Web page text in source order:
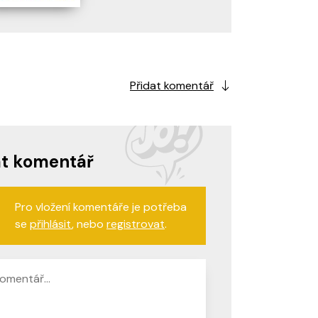
Přidat komentář
komentář
Pro vložení komentáře je potřeba
se přihlásit, nebo registrovat.